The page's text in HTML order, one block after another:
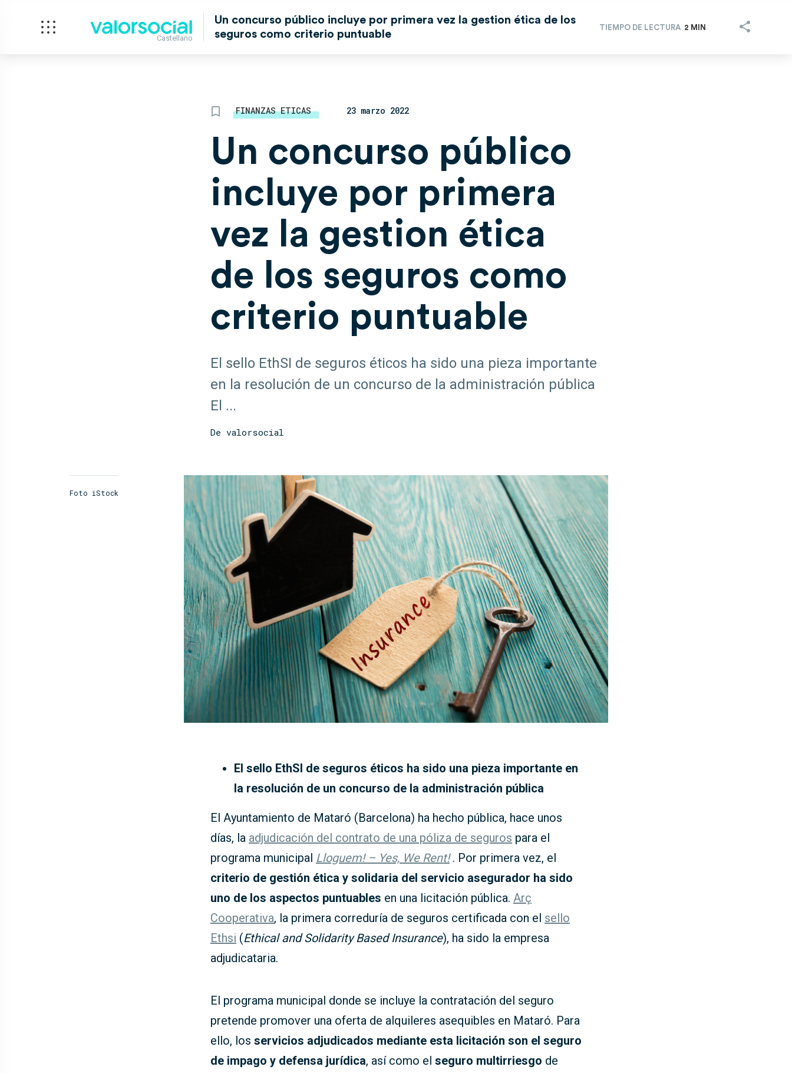
Castellano
Un concurso público incluye por primera vez la gestion ética de los
seguros como criterio puntuable
TIEMPO DE LECTURA 2 MIN
FINANZAS ETICAS 23 marzo 2022
Un concurso público
incluye por primera
vez la gestion ética
de los seguros como
criterio puntuable
El sello EthSI de seguros éticos ha sido una pieza importante
en la resolución de un concurso de la administración pública
El ...
De valorsocial
Foto iStock
El sello EthSI de seguros éticos ha sido una pieza importante en
la resolución de un concurso de la administración pública
El Ayuntamiento de Mataró (Barcelona) ha hecho pública, hace unos
días, la adjudicación del contrato de una póliza de seguros para el
programa municipal Lloguem! – Yes, We Rent!. Por primera vez, el
criterio de gestión ética y solidaria del servicio asegurador ha sido
uno de los aspectos puntuables en una licitación pública. Arç
Cooperativa, la primera correduría de seguros certificada con el sello
Ethsi (Ethical and Solidarity Based Insurance), ha sido la empresa
adjudicataria.
El programa municipal donde se incluye la contratación del seguro
pretende promover una oferta de alquileres asequibles en Mataró. Para
ello, los servicios adjudicados mediante esta licitación son el seguro
de impago y defensa jurídica, así como el seguro multirriesgo de